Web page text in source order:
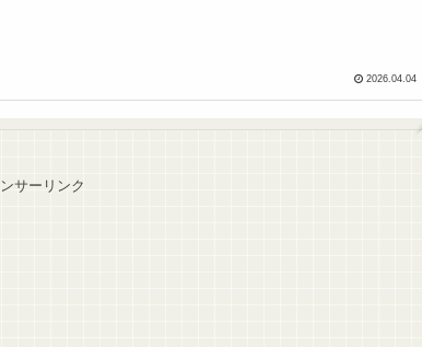
2026.04.04
サーリンク